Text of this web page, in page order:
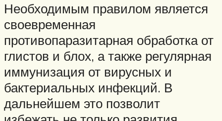
Необходимым правилом является
своевременная
противопаразитарная обработка от
глистов и блох, а также регулярная
иммунизация от вирусных и
бактериальных инфекций. В
дальнейшем это позволит